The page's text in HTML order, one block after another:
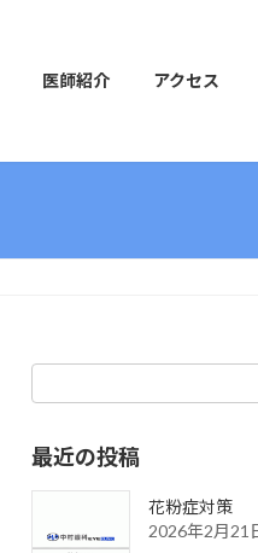
医師紹介 アクセス
最近の投稿
花粉症対策
2026年2月21